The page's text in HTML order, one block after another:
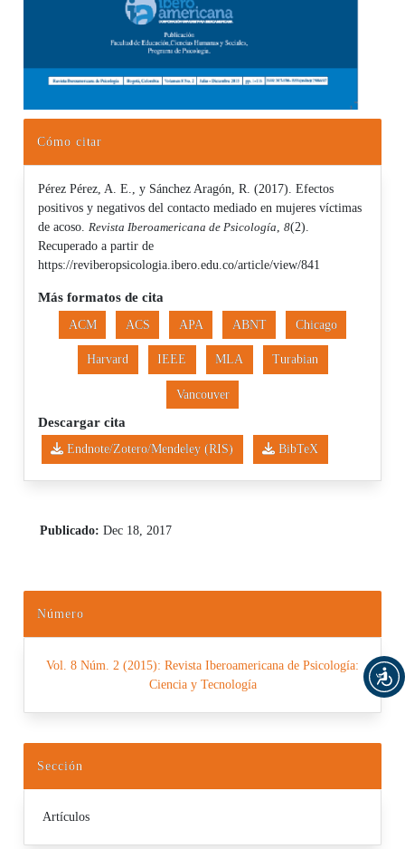
Cómo citar
Pérez Pérez, A. E., y Sánchez Aragón, R. (2017). Efectos
positivos y negativos del contacto mediado en mujeres víctimas
de acoso.Revista Iberoamericana de Psicología,8(2).
Recuperado a partir de
https://reviberopsicologia.ibero.edu.co/article/view/841
Más formatos de cita
ACM ACS APA ABNT Chicago
Harvard IEEE MLA Turabian
Vancouver
Descargar cita
Endnote/Zotero/Mendeley (RIS) BibTeX
Publicado: Dec 18, 2017
Número
Vol. 8 Núm. 2 (2015): Revista Iberoamericana de Psicología:
Ciencia y Tecnología
Sección
Artículos